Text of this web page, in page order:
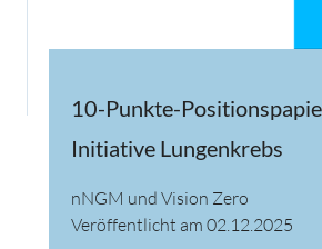
10-Punkte-
Initiative Lungenkrebs
nNGM und Vision Zero
Veröffentlicht am 02.12.2025